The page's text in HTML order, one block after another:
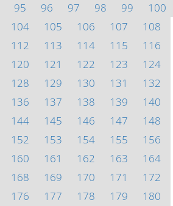
95 96 97 98 99
100
104 105 106 107
108
112 113 114 115
116
120 121 122 123
124
128 129 130 131
132
136 137 138 139
140
144 145 146 147
148
152 153 154 155
156
160 161 162 163
164
168 169 170 171
172
176 177 178 179
180